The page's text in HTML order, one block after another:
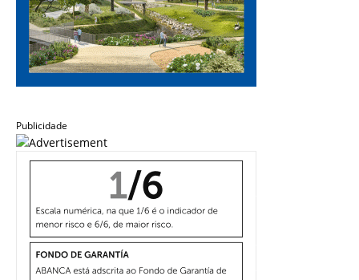
Publicidade